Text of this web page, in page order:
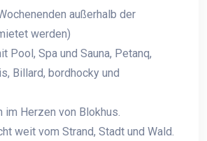
außerhalb der
werden)
Pool, Spa und Sauna, Petanq,
Billard, bordhocky und
im Herzen von Blokhus.
weit vom Strand, Stadt und Wald.